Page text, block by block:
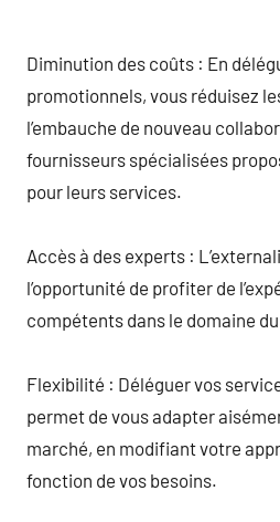
Diminution des coûts : En
promotionnels, vous réduisez
l’embauche de nouveau
fournisseurs spécialisées
pour leurs services.
Accès à des experts :
l’opportunité de profiter de
compétents dans le domaine
Flexibilité : Déléguer vos
permet de vous adapter
marché, en modifiant votre
fonction de vos besoins.